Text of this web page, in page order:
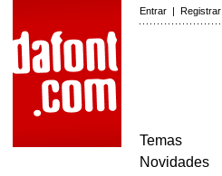
Entrar | Registrar
Temas
Novidades